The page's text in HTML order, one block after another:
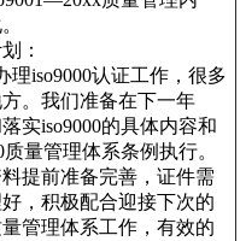
：
iso9000认证工作，很多
。我们准备在下一年
实iso9000的具体内容和
量管理体系条例执行。
提前准备完善，证件需
，积极配合迎接下次的
管理体系工作，有效的